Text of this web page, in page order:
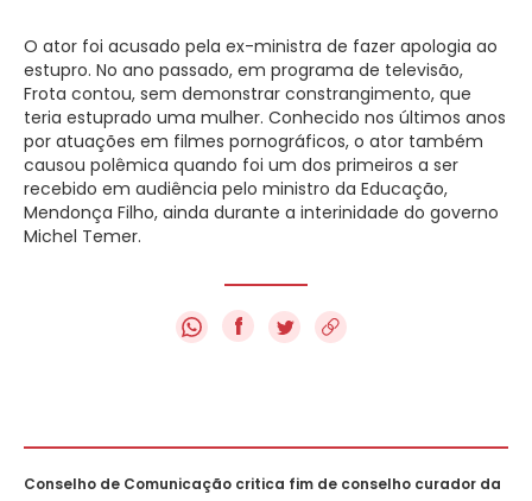
O ator foi acusado pela ex-ministra de fazer apologia ao
estupro. No ano passado, em programa de televisão,
Frota contou, sem demonstrar constrangimento, que
teria estuprado uma mulher. Conhecido nos últimos anos
por atuações em filmes pornográficos, o ator também
causou polêmica quando foi um dos primeiros a ser
recebido em audiência pelo ministro da Educação,
Mendonça Filho, ainda durante a interinidade do governo
Michel Temer.
f
Conselho de Comunicação critica fim de conselho curador da